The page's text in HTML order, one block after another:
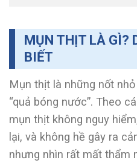
MỤN THỊT LÀ GÌ?
BIẾT
Mụn thịt là những nốt
“quả bóng nước”. Theo
mụn thịt không nguy
lại, và không hề gây ra
nhưng nhìn rất mất thẩm